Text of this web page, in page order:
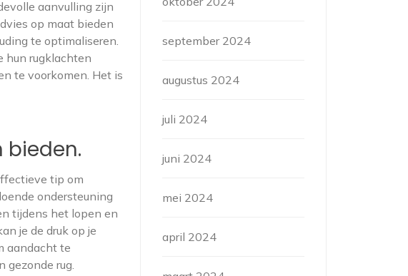
aanvulling zijn
op maat bieden
te optimaliseren.
hun rugklachten
te voorkomen. Het is
tip om
ondersteuning
tijdens het lopen en
je de druk op je
aandacht te
gezonde rug.
september 2024
augustus 2024
juli 2024
juni 2024
mei 2024
april 2024